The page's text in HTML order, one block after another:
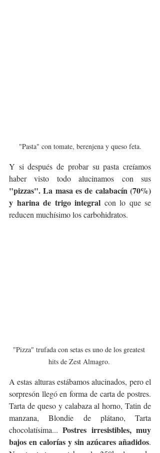
"Pasta" con tomate, berenjena y queso feta.
Y si después de probar su pasta creíamos
haber visto todo alucinamos con sus
"pizzas". La masa es de calabacín (70%)
y harina de trigo integral con lo que se
reducen muchísimo los carbohidratos.
"Pizza" trufada con setas es uno de los greatest
hits de Zest Almagro.
A estas alturas estábamos alucinados, pero el
sorpresón llegó en forma de carta de postres.
Tarta de queso y calabaza al horno, Tatin de
manzana, Blondie de plátano, Tarta
chocolatísima... Postres irresistibles, muy
bajos en calorías y sin azúcares añadidos.